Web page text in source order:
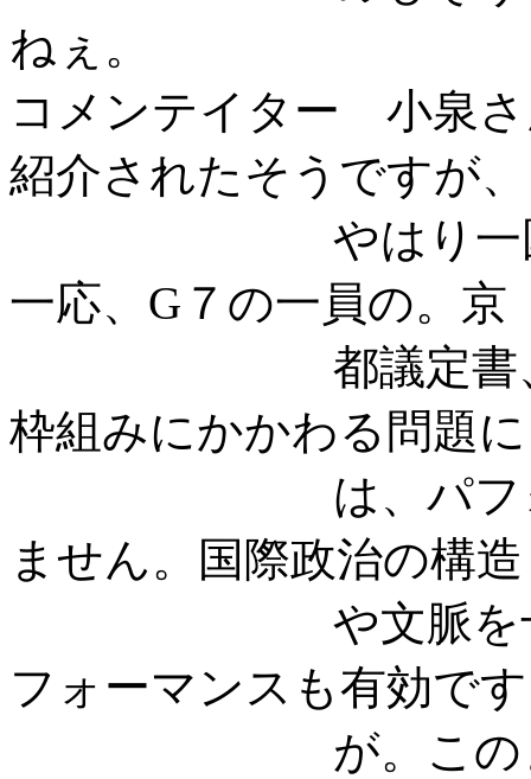
ねぇ。
コメンテイター 小泉
紹介されたそうですが、
やはり一国の総
一応、G７の一員の。京
都議定書、ミサ
枠組みにかかわる問題に
は、パフォーマ
ません。国際政治の構造
や文脈を十分踏
フォーマンスも有効です
が。このままだ